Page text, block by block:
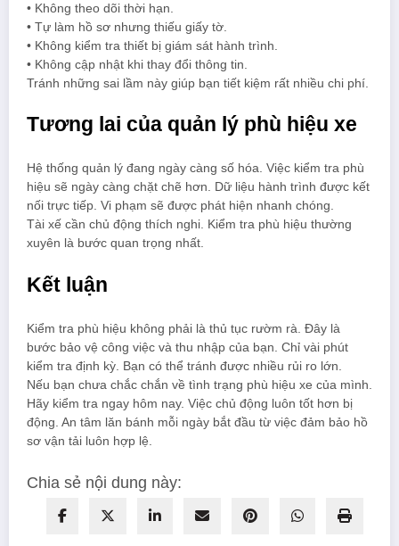
• Không theo dõi thời hạn.
• Tự làm hồ sơ nhưng thiếu giấy tờ.
• Không kiểm tra thiết bị giám sát hành trình.
• Không cập nhật khi thay đổi thông tin.
Tránh những sai lầm này giúp bạn tiết kiệm rất nhiều chi phí.
Tương lai của quản lý phù hiệu xe
Hệ thống quản lý đang ngày càng số hóa. Việc kiểm tra phù
hiệu sẽ ngày càng chặt chẽ hơn. Dữ liệu hành trình được kết
nối trực tiếp. Vi phạm sẽ được phát hiện nhanh chóng.
Tài xế cần chủ động thích nghi. Kiểm tra phù hiệu thường
xuyên là bước quan trọng nhất.
Kết luận
Kiểm tra phù hiệu không phải là thủ tục rườm rà. Đây là
bước bảo vệ công việc và thu nhập của bạn. Chỉ vài phút
kiểm tra định kỳ. Bạn có thể tránh được nhiều rủi ro lớn.
Nếu bạn chưa chắc chắn về tình trạng phù hiệu xe của mình.
Hãy kiểm tra ngay hôm nay. Việc chủ động luôn tốt hơn bị
động. An tâm lăn bánh mỗi ngày bắt đầu từ việc đảm bảo hồ
sơ vận tải luôn hợp lệ.
Chia sẻ nội dung này: